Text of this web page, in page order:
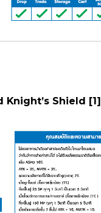
Knight’s Shield [1]